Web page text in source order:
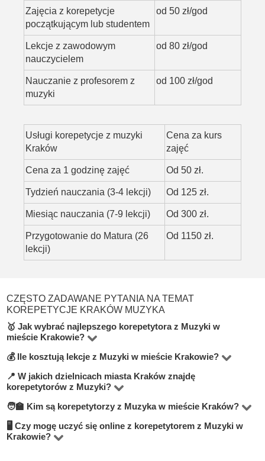
Zajęcia z korepetycje
początkującym lub studentem
od 50 zł/god
Lekcje z zawodowym
nauczycielem
od 80 zł/god
Nauczanie z profesorem z
muzyki
od 100 zł/god
Usługi korepetycje z muzyki
Kraków
Cena za kurs
zajęć
Cena za 1 godzinę zajęć Od 50 zł.
Tydzień nauczania (3-4 lekcji) Od 125 zł.
Miesiąc nauczania (7-9 lekcji) Od 300 zł.
Przygotowanie do Matura (26
lekcji)
Od 1150 zł.
CZĘSTO ZADAWANE PYTANIA NA TEMAT
KOREPETYCJE KRAKÓW MUZYKA
🥇 Jak wybrać najlepszego korepetytora z Muzyki w
mieście Krakowie?
Na platformie BUKI znajdziesz 13 korepetytorów
oferujących zajęcia z Muzyka w miejscowości Kraków.
Przy wyborze zwróć uwagę na cenę, opinie,
doświadczenie, wykształcenie oraz lokalizację. Warto
szukać korepetytorów z opcją darmowej lekcji próbnej,
aby sprawdzić, czy dany nauczyciel Ci odpowiada.
💰 Ile kosztują lekcje z Muzyki w mieście Krakowie?
Ceny zależą od poziomu, doświadczenia korepetytora i
trybu zajęć (online lub stacjonarnie). Średnia cena w
mieście Kraków wynosi od 50 do 100 zł/h.
📍 W jakich dzielnicach miasta Kraków znajdę
korepetytorów z Muzyki?
Na BUKI możesz znaleźć nauczycieli w niemal
wszystkich dzielnicach miasta Kraków. Możesz też
wybrać lekcje online, jeśli zależy Ci na elastyczności.
🧑‍🏫 Kim są korepetytorzy z Muzyka w mieście Kraków?
Na BUKI znajdziesz wykwalifikowanych nauczycieli,
studentów oraz praktyków z doświadczeniem. Średnia
🖥 Czy mogę uczyć się online z korepetytorem z Muzyki w
Krakowie?